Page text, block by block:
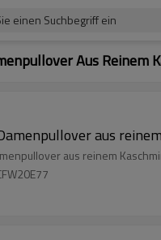
einen Suchbegriff ein
Aus Reinem
aus
aus reinem